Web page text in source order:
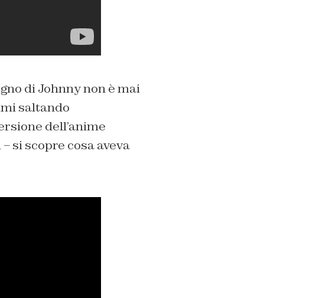
di Johnny non è mai
saltando
dell’anime
si scopre cosa aveva